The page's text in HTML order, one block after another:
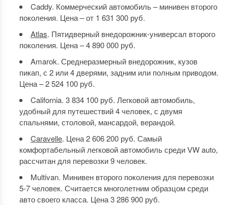
Caddy. Коммерческий автомобиль – минивен второго
поколения. Цена – от 1 631 300 руб.
Atlas. Пятидверный внедорожник-универсал второго
поколения. Цена – 4 890 000 руб.
Amarok. Среднеразмерный внедорожник, кузов
пикап, с 2 или 4 дверями, задним или полным приводом.
Цена – 2 524 100 руб.
California. 3 834 100 руб. Легковой автомобиль,
удобный для путешествий 4 человек, с двумя
спальнями, столовой, мансардой, верандой.
Caravelle. Цена 2 606 200 руб. Самый
комфортабельный легковой автомобиль среди VW auto,
рассчитан для перевозки 9 человек.
Multivan. Минивен второго поколения для перевозки
5-7 человек. Считается многолетним образцом среди
авто своего класса. Цена 3 286 900 руб.